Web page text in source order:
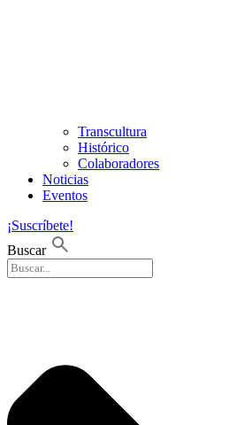
Transcultura
Histórico
Colaboradores
Noticias
Eventos
¡Suscríbete!
Buscar